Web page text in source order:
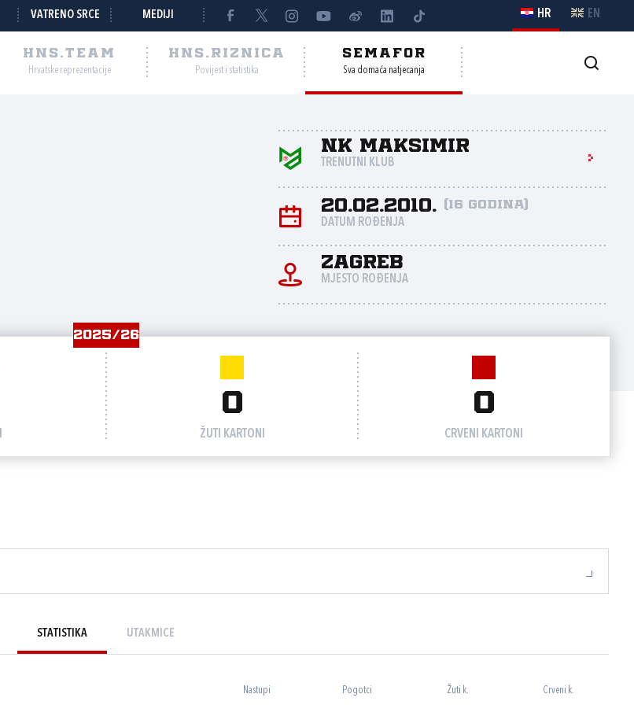
VATRENO SRCE MEDIJI HR EN
HNS.TEAM
Hrvatske reprezentacije
HNS.RIZNICA
Povijest i statistika
SEMAFOR
Sva domaća natjecanja
NK Maksimir
TRENUTNI KLUB
20.02.2010. (16 godina)
DATUM ROĐENJA
Zagreb
MJESTO ROĐENJA
2025/26
0
ŽUTI KARTONI
0
CRVENI KARTONI
STATISTIKA UTAKMICE
Nastupi Pogotci Žuti k. Crveni k.